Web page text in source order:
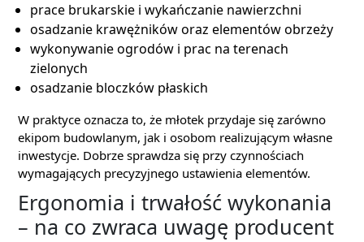
prace brukarskie i wykańczanie nawierzchni
osadzanie krawężników oraz elementów obrzeży
wykonywanie ogrodów i prac na terenach
zielonych
osadzanie bloczków płaskich
W praktyce oznacza to, że młotek przydaje się zarówno
ekipom budowlanym, jak i osobom realizującym własne
inwestycje. Dobrze sprawdza się przy czynnościach
wymagających precyzyjnego ustawienia elementów.
Ergonomia i trwałość wykonania
– na co zwraca uwagę producent